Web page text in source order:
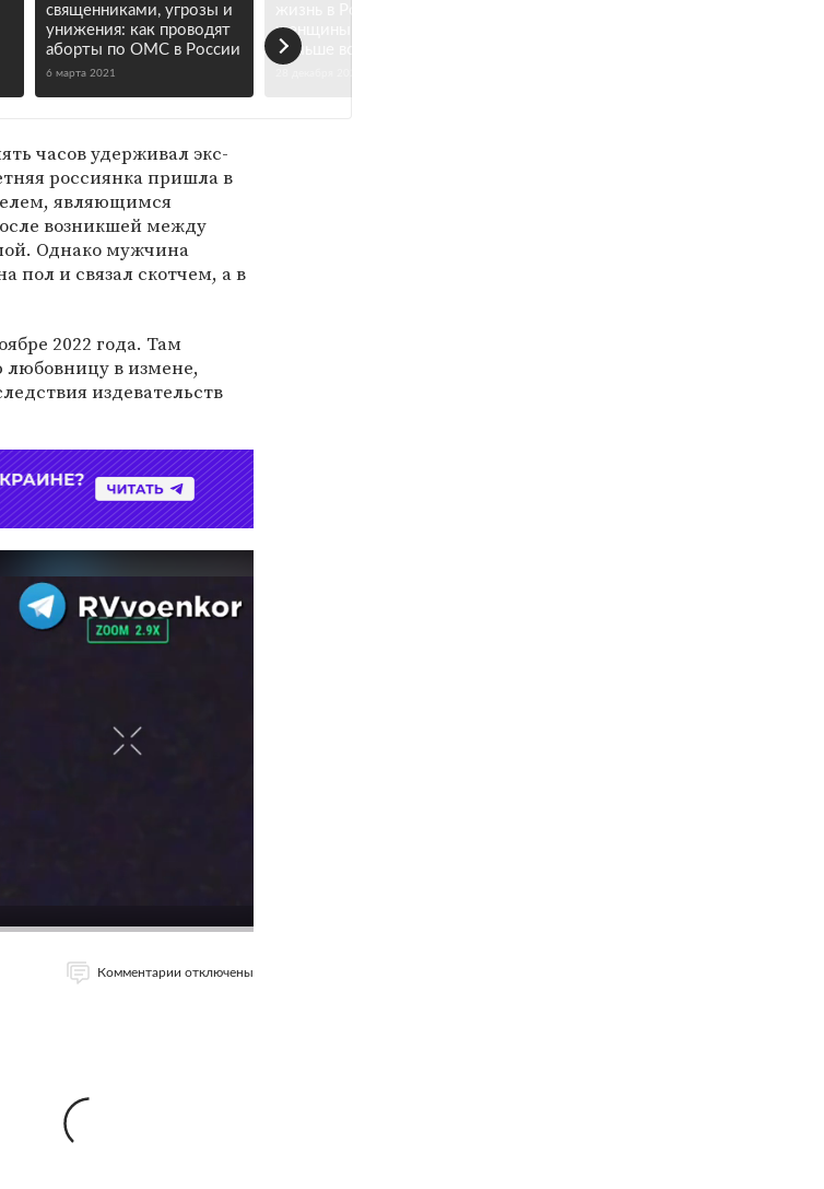
священниками, угрозы и
унижения: как проводят
аборты по ОМС в России
6 марта 2021
женщины пострадали
больше всех?
часов удерживал экс-
россиянка пришла в
являющимся
возникшей между
Однако мужчина
пол и связал скотчем, а в
2022 года. Там
в измене,
издевательств
Комментарии отключены